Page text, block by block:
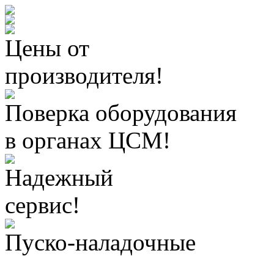
Цены от
производителя!
Поверка оборудования
в органах ЦСМ!
Надежный
сервис!
Пуско-наладочные